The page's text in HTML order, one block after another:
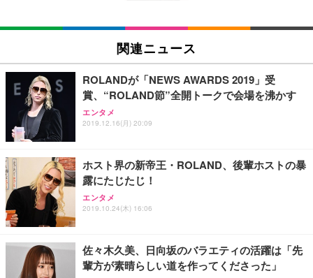
SIHOO B100 オフィスチェア／デスクチェア メッシ
ュチェア 人間工学 疲れない ブラック
￥27,999
Sezlife オフィスチェア デスクチェア 疲れない テレ
ワーク チェア 強化バックレスト 30度ロッキング機
能 人間工学 椅子 腰サポート 90度跳ね上げ式アーム
ョン PCチェア 通気性メッシュ ゲーミング/勉強/事
務用 おしゃれ パソコンチェア (ブラック)
Sezlife オフィスチェア デスクチェア 疲れない テレ
ワーク チェア 強化バックレスト 30度ロッキング機
能 人間工学 椅子 腰サポート 90度跳ね上げ式アーム
務用 おしゃれ パソコンチェア (ホワイト)
ANDWINT オフィスチェア デスクチェア 肘なし メ
EIZO ビジネス向けプレミアムモニター | FlexScan
￥109,572
【純正品】27"ゲーミングモニター DualSense 充電
フック付き（CFI-ZDM1J）
【整備済み品】Dell E2724HS 27インチ 液晶モニタ
ー フルHD（1920×1080）VA 非光沢 HDMI/DisplayP
ort/VGA スピーカー内蔵 高さ調整 スイベル VESA対
【MiniLED/24.5inch/280Hz/FHD】GRAPHT THE S
Amazonベーシック ペットシーツ 厚型 ワイド 42枚
x2袋(84枚) ホワイト(吸収面:ライトブルー)
￥3,234
ネオ・ルーライフ ネオ・オムツ L 中型犬用 26枚入
り 単品
Smart Basic(スマートベーシック) 【Amazon.co.jp
限定】 Smart Basic アイリスオーヤマ ペットシーツ
超厚型 お徳用 ワイド 100枚入 (x 1) (ケース販売)
関連ニュース
ROLANDが「NEWS AWARDS 2019」受
賞、“ROLAND節”全開トークで会場を沸かす
エンタメ
2019.12.16(月) 20:09
ホスト界の新帝王・ROLAND、後輩ホストの暴
露にたじたじ！
エンタメ
2019.10.24(木) 16:06
佐々木久美、日向坂のバラエティの活躍は「先
輩方が素晴らしい道を作ってくださった」